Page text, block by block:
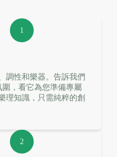
1
調性和樂器。告訴我們
，看它為您準備專屬
理知識，只需純粹的創
2